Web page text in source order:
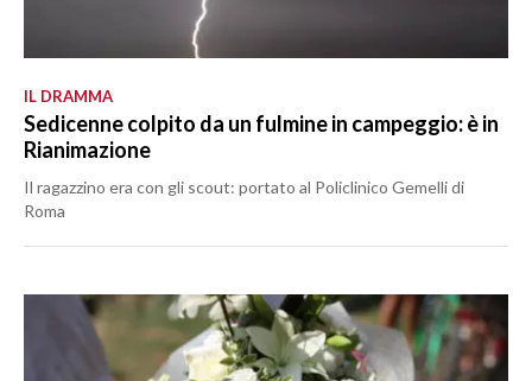
IL DRAMMA
Sedicenne colpito da un fulmine in campeggio: è in
Rianimazione
Il ragazzino era con gli scout: portato al Policlinico Gemelli di
Roma